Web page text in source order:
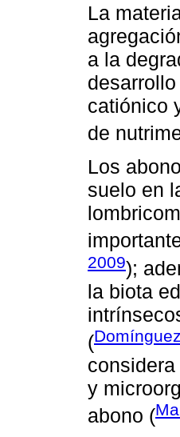
La
a la
catiónico
de
Los
suelo en
2009);
la biota
(
y
abono (